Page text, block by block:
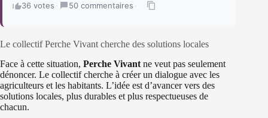
36 votes · 50 commentaires ·
Le collectif Perche Vivant cherche des solutions locales
Face à cette situation, Perche Vivant ne veut pas seulement
dénoncer. Le collectif cherche à créer un dialogue avec les
agriculteurs et les habitants. L’idée est d’avancer vers des
solutions locales, plus durables et plus respectueuses de
chacun.